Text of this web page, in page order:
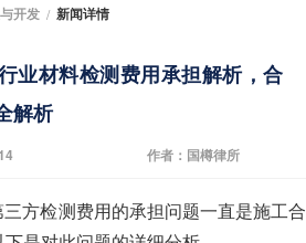
开发 / 新闻详情
业材料检测费用承担解析，合
解析
作者：国樽律所
方检测费用的承担问题一直是施工合